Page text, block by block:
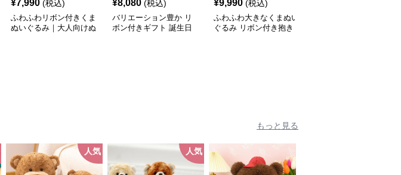
¥7,990 (税込)
ふわふわリボン付きくま
ぬいぐるみ｜大人向けぬ
¥8,080 (税込)
バリエーション豊か リ
ボン付きギフト 誕生日
¥9,990 (税込)
ふわふわ大きなくまぬい
ぐるみ リボン付き抱き
もっと見る
人気 人気